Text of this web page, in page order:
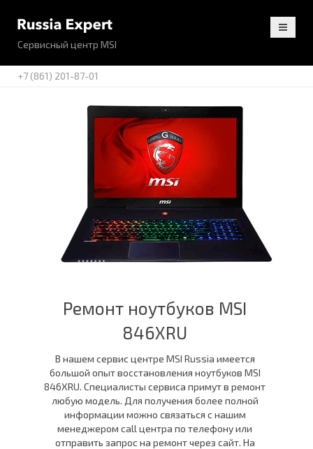
Сервисный центр MSI
+7 (861) 201-87-01
Ремонт ноутбуков MSI
846XRU
В нашем сервис центре MSI Russia имеется
большой опыт восстановления ноутбуков MSI
846XRU. Специалисты сервиса примут в ремонт
любую модель. Для получения более полной
информации можно связаться с нашим
менеджером call центра по телефону или
отправить запрос на ремонт через сайт. На